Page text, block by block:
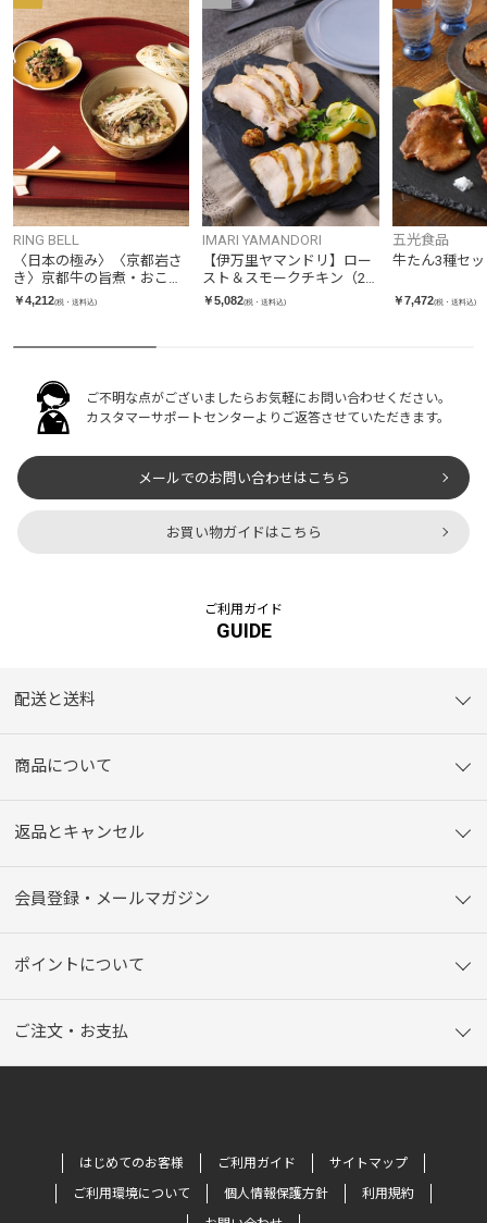
RING BELL
〈日本の極み〉〈京都岩さ
き〉京都牛の旨煮・おこわ
粥詰合せ
￥4,212(税・送料込)
IMARI YAMANDORI
【伊万里ヤマンドリ】ロー
スト＆スモークチキン（2
種3袋入り）
￥5,082(税・送料込)
五光食品
牛たん3種セ
￥7,472(税・送料込)
ご不明な点がございましたらお気軽にお問い合わせください。
カスタマーサポートセンターよりご返答させていただきます。
メールでのお問い合わせはこちら
お買い物ガイドはこちら
ご利用ガイド
GUIDE
配送と送料
商品について
返品とキャンセル
会員登録・メールマガジン
ポイントについて
ご注文・お支払
はじめてのお客様 ご利用ガイド
サイトマップ
ご利用環境について
個人情報保護方針
利用規約